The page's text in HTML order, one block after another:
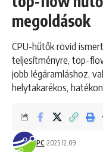
megoldások
CPU-hűtők rövid
teljesítményre, top-
jobb légáramláshoz,
helytakarékos,
PC 2025.12.09.